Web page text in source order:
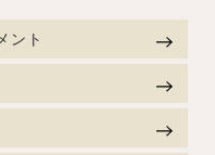
ント